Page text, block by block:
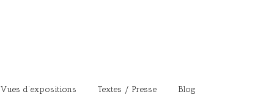
Vues d’expositions Textes / Presse Blog